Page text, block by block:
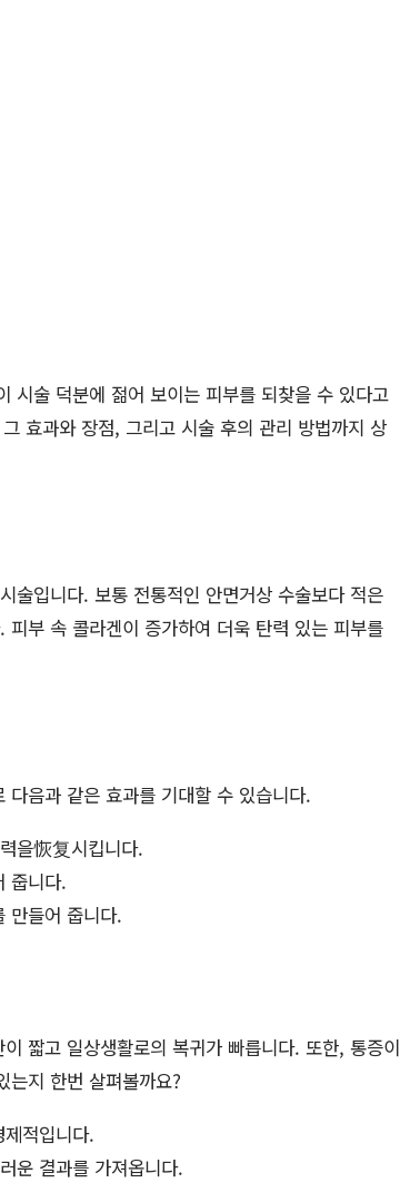
시술 덕분에 젊어 보이는 피부를 되찾을 수 있다고
효과와 장점, 그리고 시술 후의 관리 방법까지 상
술입니다. 보통 전통적인 안면거상 수술보다 적은
부 속 콜라겐이 증가하여 더욱 탄력 있는 피부를
음과 같은 효과를 기대할 수 있습니다.
을恢复시킵니다.
줍니다.
만들어 줍니다.
짧고 일상생활로의 복귀가 빠릅니다. 또한, 통증이
는지 한번 살펴볼까요?
적입니다.
운 결과를 가져옵니다.